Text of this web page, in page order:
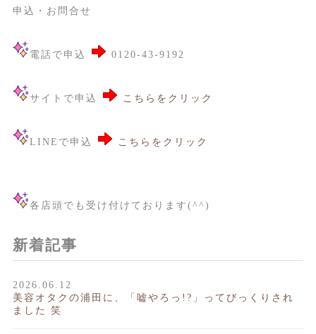
申込・お問合せ
電話で申込 0120-43-9192
サイトで申込 こちらをクリック
LINEで申込 こちらをクリック
各店頭でも受け付けております(^^)
新着記事
2026.06.12
美容オタクの浦田に、「嘘やろっ!?」ってびっくりされ
ました 笑